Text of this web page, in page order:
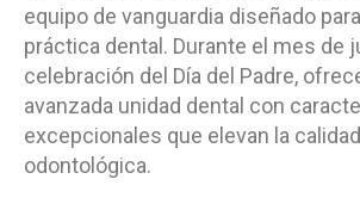
equipo de vanguardia diseñado
práctica dental. Durante el mes de
celebración del Día del Padre,
avanzada unidad dental con
excepcionales que elevan la
odontológica.